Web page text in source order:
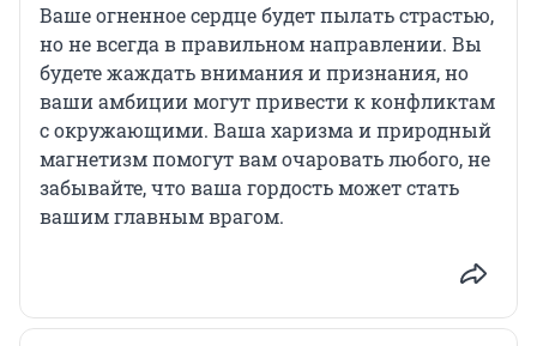
Ваше огненное сердце будет пылать страстью,
но не всегда в правильном направлении. Вы
будете жаждать внимания и признания, но
ваши амбиции могут привести к конфликтам
с окружающими. Ваша харизма и природный
магнетизм помогут вам очаровать любого, не
забывайте, что ваша гордость может стать
вашим главным врагом.